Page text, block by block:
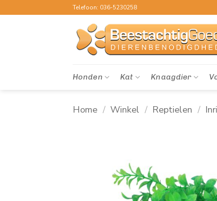
naar
Telefoon: 036-5230258
Honden Kat Knaagdier
Home / Winkel / Reptielen /